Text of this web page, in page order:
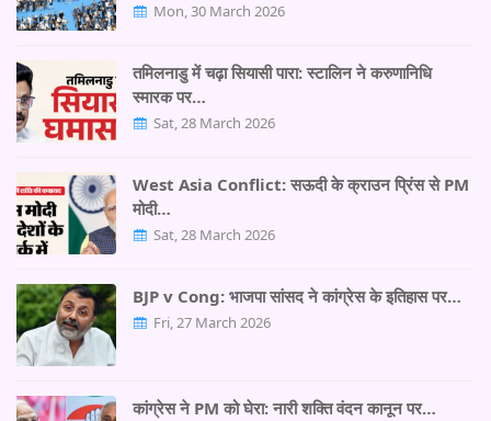
Mon, 30 March 2026
तमिलनाडु में चढ़ा सियासी पारा: स्टालिन ने करुणानिधि
स्मारक पर…
Sat, 28 March 2026
West Asia Conflict: सऊदी के क्राउन प्रिंस से PM
मोदी…
Sat, 28 March 2026
BJP v Cong: भाजपा सांसद ने कांग्रेस के इतिहास पर…
Fri, 27 March 2026
कांग्रेस ने PM को घेरा: नारी शक्ति वंदन कानून पर…